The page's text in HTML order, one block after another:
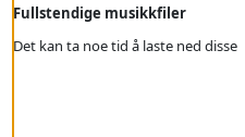
Fullstendige musikkfiler
Det kan ta noe tid å laste ned disse